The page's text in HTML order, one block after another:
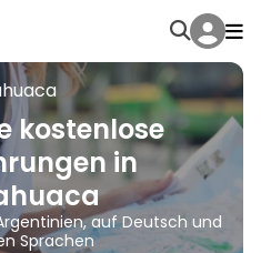
kostenlose
in
auf Deutsch und
Sprachen